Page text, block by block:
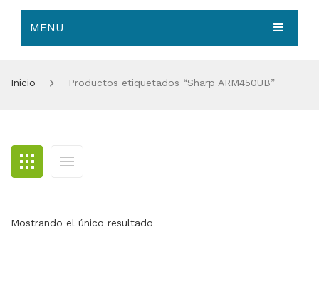
MENU
BLOG
CONTACTO
Inicio Productos etiquetados “Sharp ARM450UB”
Mostrando el único resultado